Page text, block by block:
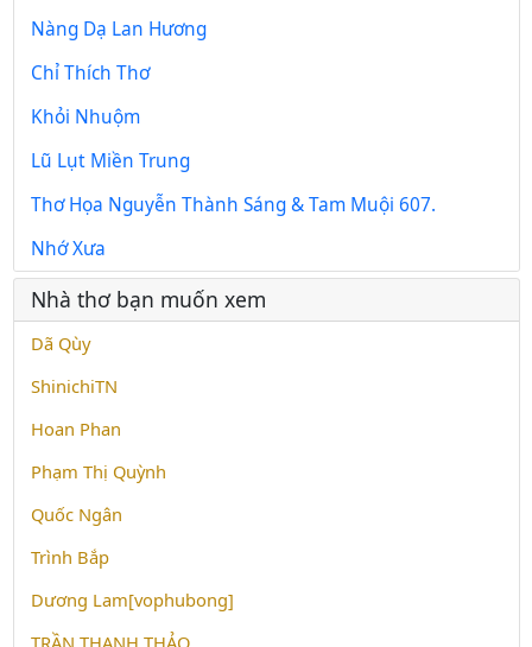
Nàng Dạ Lan Hương
Chỉ Thích Thơ
Khỏi Nhuộm
Lũ Lụt Miền Trung
Thơ Họa Nguyễn Thành Sáng & Tam Muội 607.
Nhớ Xưa
Nhà thơ bạn muốn xem
Dã Qùy
ShinichiTN
Hoan Phan
Phạm Thị Quỳnh
Quốc Ngân
Trình Bắp
Dương Lam[vophubong]